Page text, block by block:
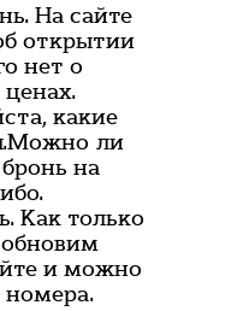
На сайте
открытии
нет о
какие
ли
на
Как только
и можно
номера.